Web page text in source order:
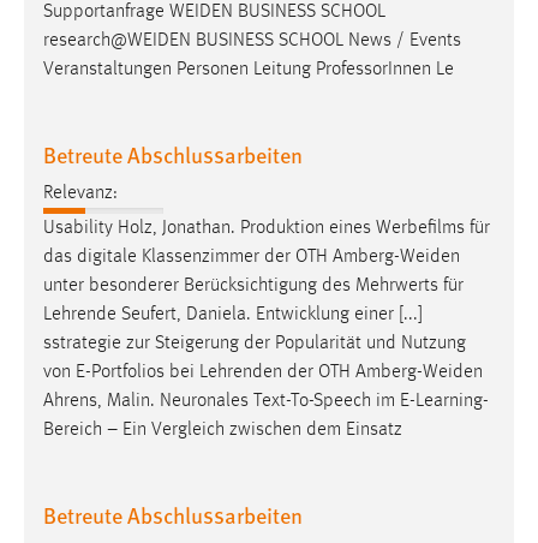
Supportanfrage WEIDEN BUSINESS SCHOOL
research@WEIDEN BUSINESS SCHOOL News / Events
Veranstaltungen Personen Leitung ProfessorInnen Le
Betreute Abschlussarbeiten
Relevanz:
Usability Holz, Jonathan. Produktion eines Werbefilms für
das digitale Klassenzimmer der OTH Amberg-Weiden
unter besonderer Berücksichtigung des Mehrwerts für
Lehrende Seufert, Daniela. Entwicklung einer [...]
sstrategie zur Steigerung der Popularität und Nutzung
von E-Portfolios bei Lehrenden der OTH Amberg-Weiden
Ahrens, Malin. Neuronales Text-To-Speech im E-Learning-
Bereich – Ein Vergleich zwischen dem Einsatz
Betreute Abschlussarbeiten